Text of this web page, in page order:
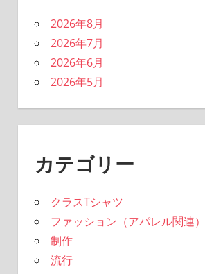
2026年8月
2026年7月
2026年6月
2026年5月
カテゴリー
クラスTシャツ
ファッション（アパレル関連）
制作
流行